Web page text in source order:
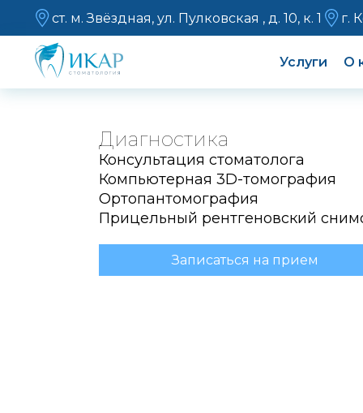
ст. м. Звёздная, ул. Пулковская , д. 10, к. 1 г.
Услуги О
Диагностика
Консультация стоматолога
Компьютерная 3D-томография
Ортопантомография
Прицельный рентгеновский
Записаться на прием